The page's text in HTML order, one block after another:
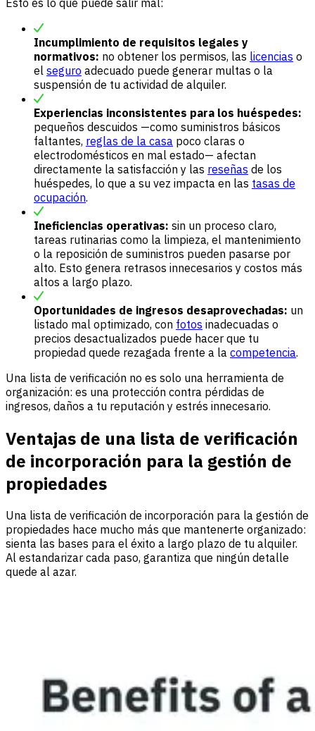
Incumplimiento de requisitos legales y
normativos: no obtener los permisos, las licencias o
el seguro adecuado puede generar multas o la
suspensión de tu actividad de alquiler.
Experiencias inconsistentes para los huéspedes:
pequeños descuidos —como suministros básicos
faltantes, reglas de la casa poco claras o
electrodomésticos en mal estado— afectan
directamente la satisfacción y las reseñas de los
huéspedes, lo que a su vez impacta en las tasas de
ocupación.
Ineficiencias operativas: sin un proceso claro,
tareas rutinarias como la limpieza, el mantenimiento
o la reposición de suministros pueden pasarse por
alto. Esto genera retrasos innecesarios y costos más
altos a largo plazo.
Oportunidades de ingresos desaprovechadas: un
listado mal optimizado, con fotos inadecuadas o
precios desactualizados puede hacer que tu
propiedad quede rezagada frente a la competencia.
Una lista de verificación no es solo una herramienta de
organización: es una protección contra pérdidas de
ingresos, daños a tu reputación y estrés innecesario.
Ventajas de una lista de verificación
de incorporación para la gestión de
propiedades
Una lista de verificación de incorporación para la gestión de
propiedades hace mucho más que mantenerte organizado:
sienta las bases para el éxito a largo plazo de tu alquiler.
Al estandarizar cada paso, garantiza que ningún detalle
quede al azar.